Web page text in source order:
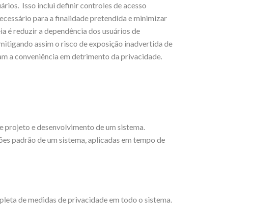
Isso inclui definir controles de acesso
para a finalidade pretendida e minimizar
é reduzir a dependência dos usuários de
assim o risco de exposição inadvertida de
a conveniência em detrimento da privacidade.
e desenvolvimento de um sistema.
padrão de um sistema, aplicadas em tempo de
de medidas de privacidade em todo o sistema.